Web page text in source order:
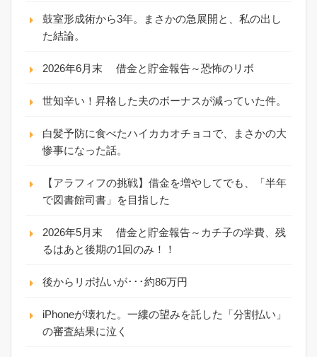
鼓室形成術から3年。まさかの急展開と、私の出し
た結論。
2026年6月末 借金と貯金報告～恐怖のリボ
世知辛い！昇格した夫のボーナスが減っていた件。
白髪予防に食べたハイカカオチョコで、まさかの大
惨事になった話。
【アラフィフの挑戦】借金を増やしてでも、「半年
で図書館司書」を目指した
2026年5月末 借金と貯金報告～カチ子の学費、残
るはあと後期の1回のみ！！
後からリボ払いが･･･約86万円
iPhoneが壊れた。一縷の望みを託した「分割払い」
の審査結果に泣く